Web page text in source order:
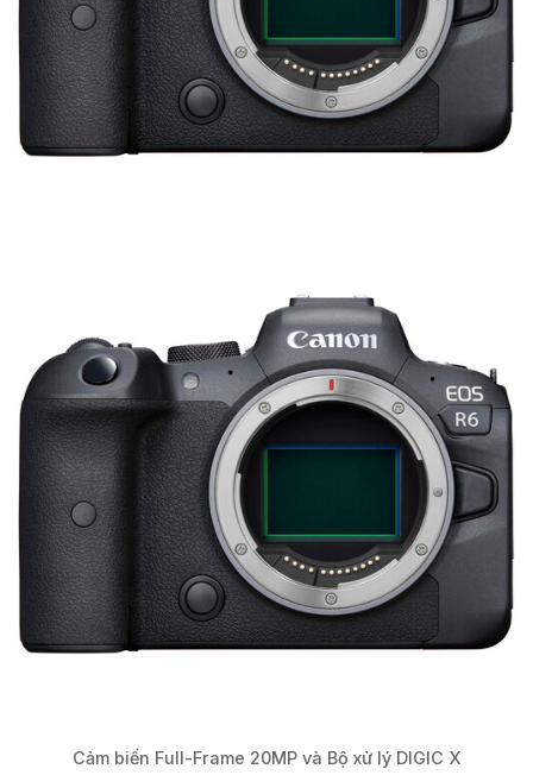
Cảm biến Full-Frame 20MP và Bộ xử lý DIGIC X